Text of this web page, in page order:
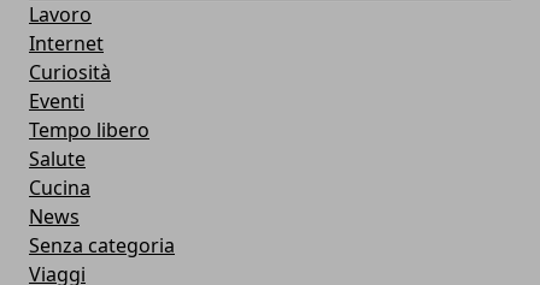
Lavoro
Internet
Curiosità
Eventi
Tempo libero
Salute
Cucina
News
Senza categoria
Viaggi